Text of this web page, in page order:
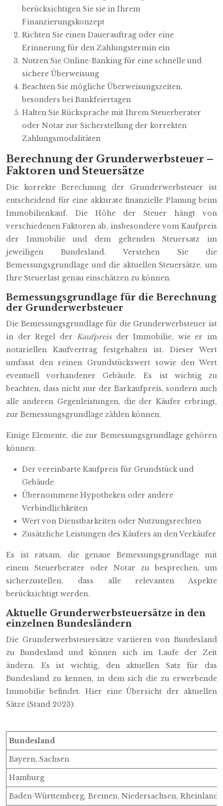
berücksichtigen Sie sie in Ihrem
Finanzierungskonzept
Richten Sie einen Dauerauftrag oder eine
Erinnerung für den Zahlungstermin ein
Nutzen Sie Online-Banking für eine schnelle und
sichere Überweisung
Beachten Sie mögliche Überweisungszeiten,
besonders bei Bankfeiertagen
Halten Sie Rücksprache mit Ihrem Steuerberater
oder Notar zur Sicherstellung der korrekten
Zahlungsmodalitäten
Berechnung der Grunderwerbsteuer –
Faktoren und Steuersätze
Die korrekte Berechnung der Grunderwerbsteuer ist
entscheidend für eine akkurate finanzielle Planung beim
Immobilienkauf. Die Höhe der Steuer hängt von
verschiedenen Faktoren ab, insbesondere vom Kaufpreis
der Immobilie und dem geltenden Steuersatz im
jeweiligen Bundesland. Verstehen Sie die
Bemessungsgrundlage und die aktuellen Steuersätze, um
Ihre Steuerlast genau einschätzen zu können.
Bemessungsgrundlage für die Berechnung
der Grunderwerbsteuer
Die Bemessungsgrundlage für die Grunderwerbsteuer ist
in der Regel derKaufpreis der Immobilie, wie er im
notariellen Kaufvertrag festgehalten ist. Dieser Wert
umfasst den reinen Grundstückswert sowie den Wert
eventuell vorhandener Gebäude. Es ist wichtig zu
beachten, dass nicht nur der Barkaufpreis, sondern auch
alle anderen Gegenleistungen, die der Käufer erbringt,
zur Bemessungsgrundlage zählen können.
Einige Elemente, die zur Bemessungsgrundlage gehören
können:
Der vereinbarte Kaufpreis für Grundstück und
Gebäude
Übernommene Hypotheken oder andere
Verbindlichkeiten
Wert von Dienstbarkeiten oder Nutzungsrechten
Zusätzliche Leistungen des Käufers an den Verkäufer
Es ist ratsam, die genaue Bemessungsgrundlage mit
einem Steuerberater oder Notar zu besprechen, um
sicherzustellen, dass alle relevanten Aspekte
berücksichtigt werden.
Aktuelle Grunderwerbsteuersätze in den
einzelnen Bundesländern
Die Grunderwerbsteuersätze variieren von Bundesland
zu Bundesland und können sich im Laufe der Zeit
ändern. Es ist wichtig, den aktuellen Satz für das
Bundesland zu kennen, in dem sich die zu erwerbende
Immobilie befindet. Hier eine Übersicht der aktuellen
Sätze (Stand 2023):
Bundesland
Bayern, Sachsen
Hamburg
Baden-Württemberg, Bremen, Niedersachsen,